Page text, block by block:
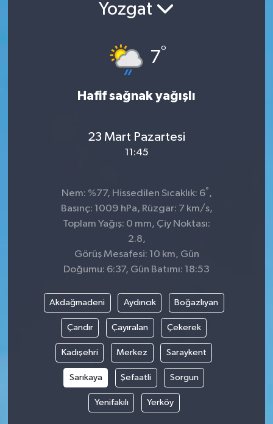
Yozgat
7°
Hafif sağnak yağışlı
23 Mart Pazartesi
11:45
Nem: %77, Hissedilen Sıcaklık: 6° ,
Basınç: 1009 hPa, Rüzgar: 7 km/s,
Toplam Yağış: 0 mm, Çiy Noktası:
2.8,
Görüş Mesafesi: 10 km, Gün
Doğumu: 6:37, Gün Batımı: 18:53
Akdağmadeni Aydıncık Boğazlıyan
Çandır Çayıralan Çekerek
Kadışehri Merkez Saraykent
Sarıkaya Şefaatli Sorgun
Yenifakılı Yerköy